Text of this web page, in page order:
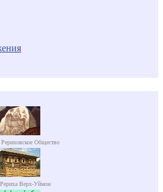
Общество
Верх-Уймон